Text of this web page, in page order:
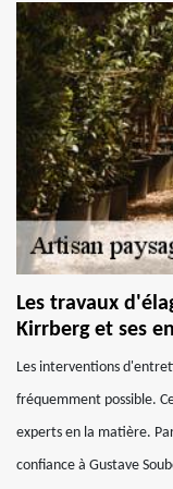
Les travaux
Kirrberg et ses
Les interventions
fréquemment possible.
experts en la matière.
confiance à Gustave